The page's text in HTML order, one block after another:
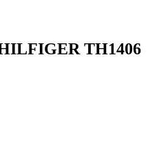
TH1406